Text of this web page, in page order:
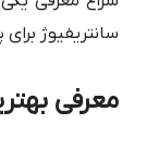
سانتریفیوژ
معرفی